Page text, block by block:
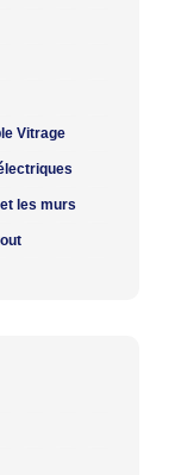
Vitrage
les murs